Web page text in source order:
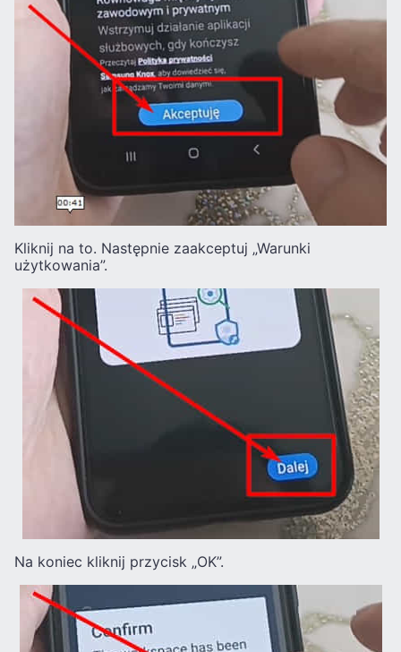
Kliknij na to. Następnie zaakceptuj „Warunki
użytkowania”.
Na koniec kliknij przycisk „OK”.